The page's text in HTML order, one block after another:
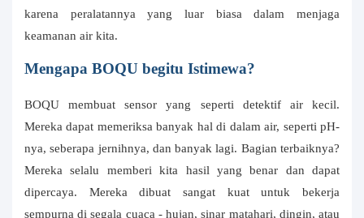
karena peralatannya yang luar biasa dalam menjaga
keamanan air kita.
Mengapa BOQU begitu Istimewa?
BOQU membuat sensor yang seperti detektif air kecil.
Mereka dapat memeriksa banyak hal di dalam air, seperti pH-
nya, seberapa jernihnya, dan banyak lagi. Bagian terbaiknya?
Mereka selalu memberi kita hasil yang benar dan dapat
dipercaya. Mereka dibuat sangat kuat untuk bekerja
sempurna di segala cuaca - hujan, sinar matahari, dingin, atau